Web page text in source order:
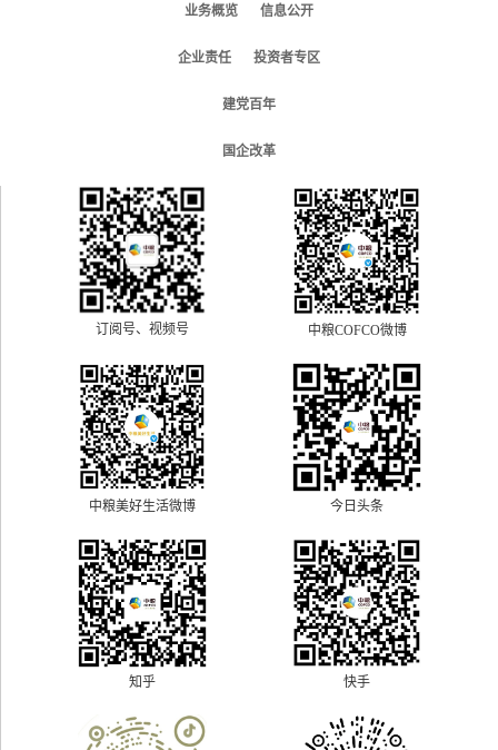
业务概览 信息公开
企业责任 投资者专区
建党百年
国企改革
订阅号、视频号 中粮COFCO微博
中粮美好生活微博 今日头条
知乎 快手